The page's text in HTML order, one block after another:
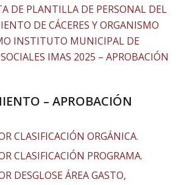
DE PLANTILLA DE PERSONAL DEL
DE CÁCERES Y ORGANISMO
INSTITUTO MUNICIPAL DE
IMAS 2025 – APROBACIÓN
– APROBACIÓN
CLASIFICACIÓN ORGÁNICA.
CLASIFICACIÓN PROGRAMA.
DESGLOSE ÁREA GASTO,